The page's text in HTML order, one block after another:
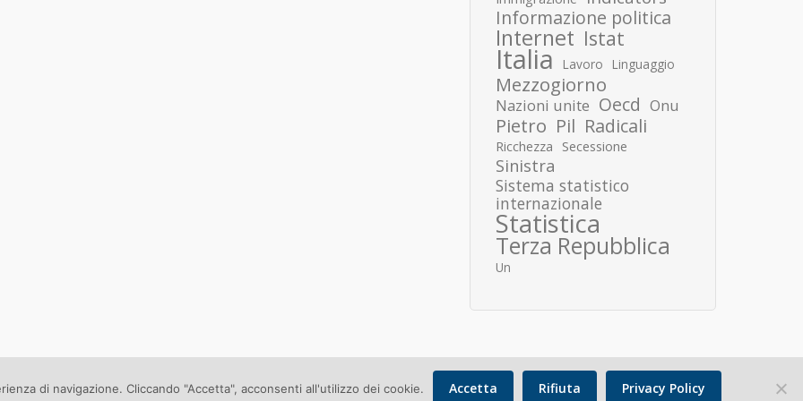
Informazione politica
Internet Istat
Italia Lavoro Linguaggio
Mezzogiorno
Nazioni unite Oecd Onu
Pietro Pil Radicali
Ricchezza Secessione
Sinistra
Sistema statistico
internazionale
Statistica
Terza Repubblica
Un
Copyright © 2026 Donato Speroni |Privacy Policy
di navigazione. Cliccando "Accetta", acconsenti all'utilizzo dei cookie. Accetta Rifiuta Privacy Policy